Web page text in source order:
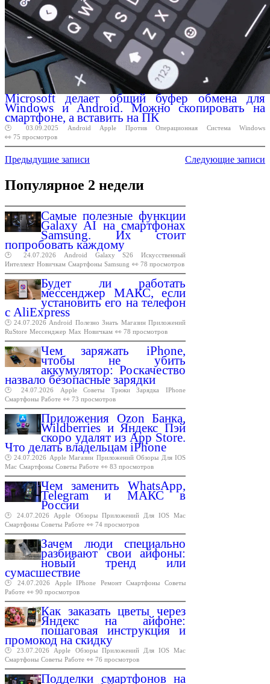
Microsoft делает общий буфер обмена для
Windows и Android. Можно скопировать на
смартфоне, а вставить на ПК
🕑 03.09.2025 Android Apple Против Операционная Система
Windows
👀 75 просмотров
Предыдущие записи Следующие записи
Популярное 2 недели
Самые полезные функции
Galaxy AI на смартфонах
Samsung. Их стоит
попробовать каждому
🕑 24.07.2026 Android Galaxy S26
Искусственный
Интеллект Новичкам Смартфоны Samsung 👀 78 просмотров
Будет ли работать
мессенджер МАКС, если
установить его на телефон
с AliExpress
🕑 24.07.2026 Android Полезно Знать Магазин Приложений
RuStore Мессенджер Max Новичкам 👀 78 просмотров
Чем заряжать iPhone,
чтобы не убить
аккумулятор: Роскачество
назвало безопасные зарядки
🕑 24.07.2026 Apple Советы Трюки Зарядка
IPhone
Смартфоны Работе 👀 73 просмотров
Приложения Ozon Банка,
Wildberries и Яндекс Пэй
скоро удалят из App Store.
Что делать владельцам iPhone
🕑 24.07.2026 Apple Магазин Приложений Обзоры Для IOS
Mac Смартфоны Советы Работе 👀 83 просмотров
Чем заменить WhatsApp,
Telegram и МАКС в
России
🕑 24.07.2026 Apple Обзоры Приложений Для IOS Mac
Смартфоны Советы Работе 👀 74 просмотров
Зачем люди специально
разбивают свои айфоны:
новый тренд или
сумасшествие
🕑 24.07.2026 Apple IPhone Ремонт Смартфоны
Советы
Работе 👀 90 просмотров
Как заказать цветы через
Яндекс на айфоне:
пошаговая инструкция и
промокод на скидку
🕑 23.07.2026 Apple Обзоры Приложений Для IOS Mac
Смартфоны Советы Работе 👀 76 просмотров
Подделки смартфонов на